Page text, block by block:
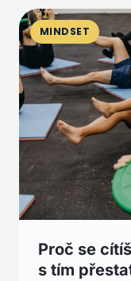
MINDSET
Proč se
s tím